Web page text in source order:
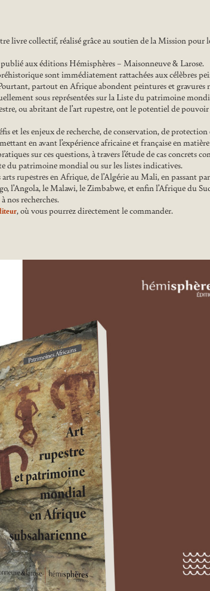
livre collectif, réalisé grâce au soutien de la Mission pour
aux éditions Hémisphères – Maisonneuve & Larose.
sont immédiatement rattachées aux célèbres
partout en Afrique abondent peintures et gravures
sous représentées sur la Liste du patrimoine
ou abritant de l’art rupestre, ont le potentiel de
et les enjeux de recherche, de conservation, de protection
en avant l’expérience africaine et française en matière
sur ces questions, à travers l’étude de cas concrets
du patrimoine mondial ou sur les listes indicatives.
rupestres en Afrique, de l’Algérie au Mali, en passant
l’Angola, le Malawi, le Zimbabwe, et enfin l’Afrique du
nos recherches.
, où vous pourrez directement le commander.